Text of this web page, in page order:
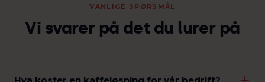
VANLIGE SPØRSMÅL
Vi svarer på det du lurer på